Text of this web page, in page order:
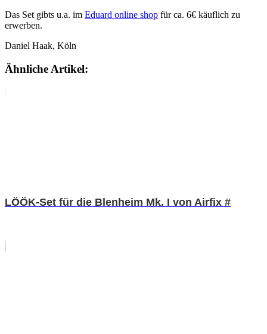
Das Set gibts u.a. im Eduard online shop für ca. 6€ käuflich zu
erwerben.
Daniel Haak, Köln
Ähnliche Artikel:
LÖÖK-Set für die Blenheim Mk. I von Airfix #